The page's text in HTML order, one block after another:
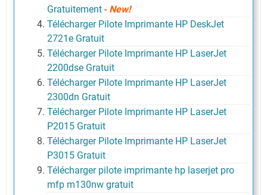
Gratuitement - New!
Télécharger Pilote Imprimante HP DeskJet
2721e Gratuit
Télécharger Pilote Imprimante HP LaserJet
2200dse Gratuit
Télécharger Pilote Imprimante HP LaserJet
2300dn Gratuit
Télécharger Pilote Imprimante HP LaserJet
P2015 Gratuit
Télécharger Pilote Imprimante HP LaserJet
P3015 Gratuit
Télécharger pilote imprimante hp laserjet pro
mfp m130nw gratuit